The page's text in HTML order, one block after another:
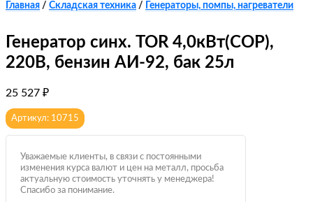
Главная / Складская техника / Генераторы, помпы, нагреватели
Генератор синх. TOR 4,0кВт(COP),
220В, бензин АИ-92, бак 25л
25 527 ₽
Артикул: 10715
Уважаемые клиенты, в связи с постоянными
изменения курса валют и цен на металл, просьба
актуальную стоимость уточнять у менеджера!
Спасибо за понимание.